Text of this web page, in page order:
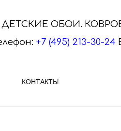
ДЕТСКИЕ ОБОИ.
+7 (495) 213-30-24
КОНТАКТЫ